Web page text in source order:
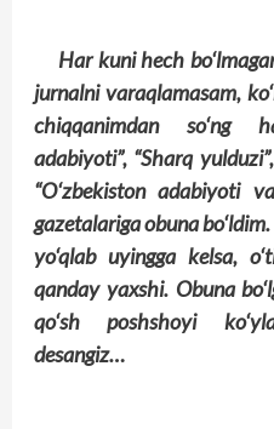
Har kuni hech
jurnalni varaqlamasam,
chiqqanimdan so‘ng
adabiyoti”, “Sharq
“O‘zbekiston adabiyoti
gazetalariga obuna
yo‘qlab uyingga kelsa,
qanday yaxshi. Obuna
qo‘sh poshshoyi
desangiz…